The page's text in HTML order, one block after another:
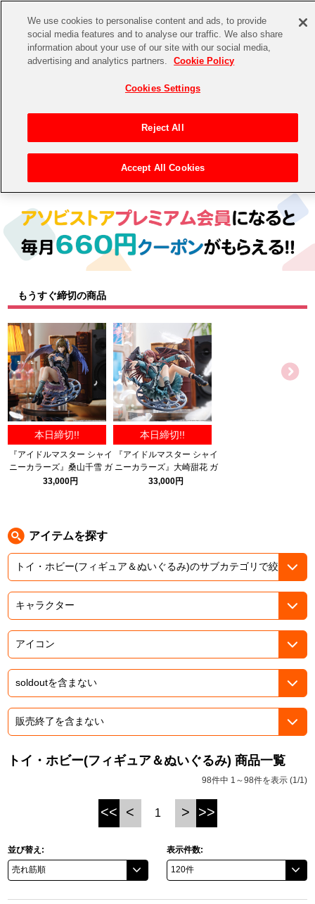
CHANNEL STORE EVENT
ゲーム 電子書籍
EVENT
ASOBI TICKET ASOBI STAGE
その他先行受付
プレミアム会員とは
アイドルマスターシリーズ
アイドルマスター
アイドルマスター ミリオンライブ！
アイドルマスター SideM
学園アイドルマスター
プロジェクトアイマス ヴイアライヴ
テイルズ オブ シリーズ
電音部
鉄拳
太鼓の達人
パックマン
ナムコクラシック
ガンダムシリーズ
ドラゴンボール
ラブライブ！シリーズ
ラブライブ！
ラブライブ！サンシャイン‼
アイドリッシュセブン
イベントグッズ
トイ・ホビー
> 商品ジャンル > トイ・ホビー(フィギュア＆ぬいぐるみ)
もうすぐ締切の商品
本日締切!!
『アイドルマスター シャイ
ニーカラーズ』桑山千雪 ガ
ルディエーヌホワイトパー
33,000円
本日締切!!
『アイドルマスター シャイ
ニーカラーズ』大崎甜花 ガ
ルディエーヌアメジスト
33,000円
アイテムを探す
トイ・ホビー(フィギュア＆ぬいぐるみ) 商品一覧
98件中 1～98件を表示 (1/1)
<< < 1 > >>
並び替え: 表示件数:
We use cookies to personalise content and ads, to provide
social media features and to analyse our traffic. We also share
information about your use of our site with our social media,
advertising and analytics partners.
Cookie Policy
Cookies Settings
Reject All
Accept All Cookies